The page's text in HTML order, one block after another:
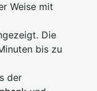
Weise mit
Die
bis zu
der